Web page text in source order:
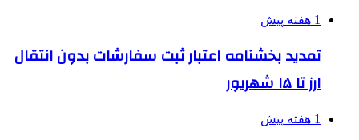
1 هفته پیش
تمدید بخشنامه اعتبار ثبت سفارشات بدون انتقال
ارز تا ۱۵ شهریور
1 هفته پیش